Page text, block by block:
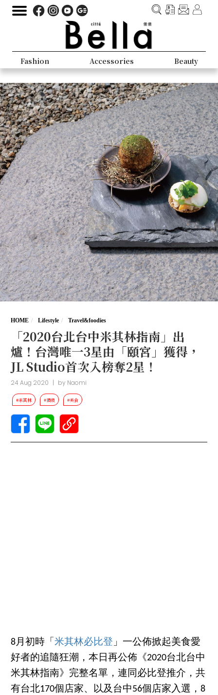
Fashion Accessories Beauty
HOME Lifestyle Travel&foodies
「2020台北台中米其林指南」出
爐！台灣唯一3星由「頤宮」獲得，
JL Studio首次入榜奪2星！
24 Aug 2020 | by Naomi
#米其林 #頂級 #美食
8月初時「米其林必比登 」一公佈掀起美食愛
好者的追隨狂潮，本日再公佈《2020台北台中
米其林指南》完整名單，連同必比登推介，共
有台北170個店家、以及台中56個店家入選，8